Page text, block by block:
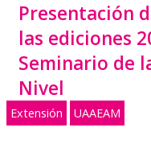
Presentación
las ediciones
Seminario de
Nivel
Extensión UAAEAM